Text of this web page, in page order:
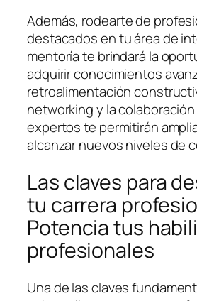
Además, rodearte de
destacados en tu área de
mentoría te brindará la
adquirir conocimientos
retroalimentación
networking y la
expertos te permitirán
alcanzar nuevos niveles de
Las claves para
tu carrera
Potencia tus
profesionales
Una de las claves